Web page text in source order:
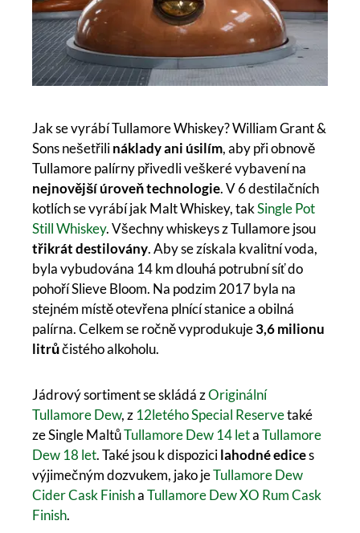
Jak se vyrábí Tullamore Whiskey? William Grant &
Sons nešetřilináklady ani úsilím, aby při obnově
Tullamore palírny přivedli veškeré vybavení na
nejnovější úroveň technologie. V 6 destilačních
kotlích se vyrábí jak Malt Whiskey, takSingle Pot
Still Whiskey. Všechny whiskeys z Tullamore jsou
třikrát destilovány. Aby se získala kvalitní voda,
byla vybudována 14 km dlouhá potrubní síť do
pohoří Slieve Bloom. Na podzim 2017 byla na
stejném místě otevřena plnící stanice a obilná
palírna. Celkem se ročně vyprodukuje3,6 milionu
litrůčistého alkoholu.
Jádrový sortiment se skládá zOriginální
Tullamore Dew, z12letého Special Reservetaké
ze Single MaltůTullamore Dew 14 letaTullamore
Dew 18 let. Také jsou k dispozicilahodné edices
výjimečným dozvukem, jako jeTullamore Dew
Cider Cask FinishaTullamore Dew XO Rum Cask
Finish.